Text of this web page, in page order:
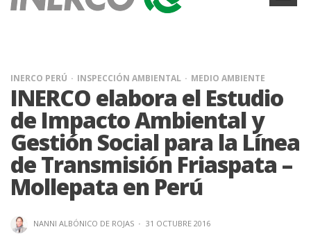
INERCO se adhiere a la Alianza #CEOPorLaDiversidad
INERCO PERÚ INSPECCIÓN AMBIENTAL MEDIO AMBIENTE
INERCO elabora el Estudio
de Impacto Ambiental y
Gestión Social para la Línea
de Transmisión Friaspata –
Mollepata en Perú
NANNI ALBÓNICO DE ROJAS · 31 OCTUBRE 2016